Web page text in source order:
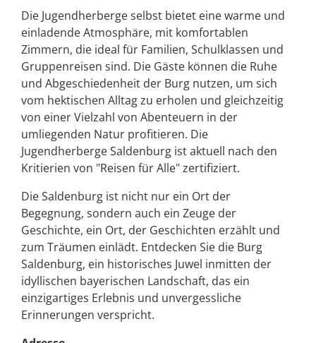
Die Jugendherberge selbst bietet eine warme und
einladende Atmosphäre, mit komfortablen
Zimmern, die ideal für Familien, Schulklassen und
Gruppenreisen sind. Die Gäste können die Ruhe
und Abgeschiedenheit der Burg nutzen, um sich
vom hektischen Alltag zu erholen und gleichzeitig
von einer Vielzahl von Abenteuern in der
umliegenden Natur profitieren. Die
Jugendherberge Saldenburg ist aktuell nach den
Kritierien von "Reisen für Alle" zertifiziert.
Die Saldenburg ist nicht nur ein Ort der
Begegnung, sondern auch ein Zeuge der
Geschichte, ein Ort, der Geschichten erzählt und
zum Träumen einlädt. Entdecken Sie die Burg
Saldenburg, ein historisches Juwel inmitten der
idyllischen bayerischen Landschaft, das ein
einzigartiges Erlebnis und unvergessliche
Erinnerungen verspricht.